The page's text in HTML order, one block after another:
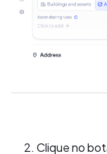
2. Clique no